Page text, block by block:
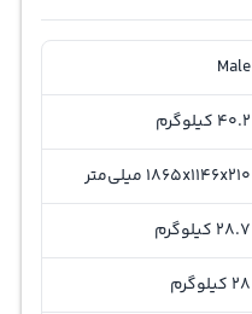
Male
40.2 کیلوگرم
1865x1146x210 میلی‌متر
28.7 کیلوگرم
28 کیلوگرم